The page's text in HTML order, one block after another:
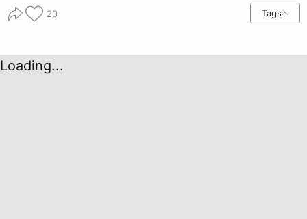
20 Tags
Loading...